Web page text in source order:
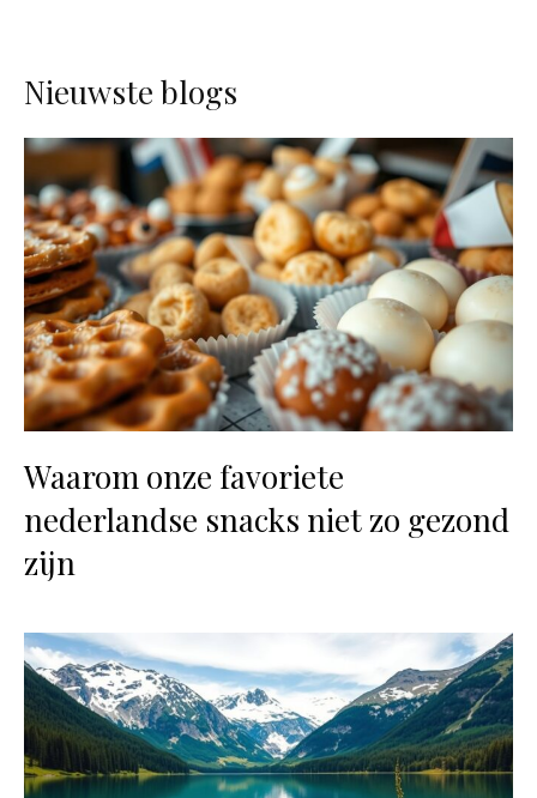
Nieuwste blogs
Waarom onze favoriete
nederlandse snacks niet zo gezond
zijn